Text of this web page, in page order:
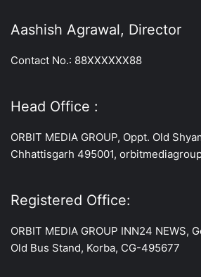
Aashish Agrawal, Director
Contact No.: 88XXXXXX88
Head Office :
ORBIT MEDIA GROUP, Oppt. Old
Chhattisgarh 495001,
Registered Office:
ORBIT MEDIA GROUP INN24 NEWS,
Old Bus Stand, Korba, CG-495677